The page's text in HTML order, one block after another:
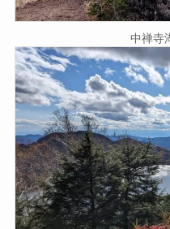
中禅寺